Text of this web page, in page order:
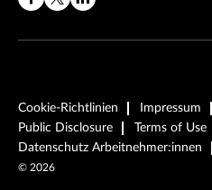
Cookie-Richtlinien Impressum
Public Disclosure
Terms of Use
Datenschutz Arbeitnehmer:innen
© 2026